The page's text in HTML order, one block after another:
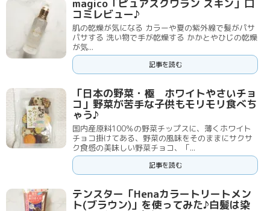
magico「ピュアスクワラン スキン」口
コミレビュー♪
肌の乾燥が気になる カラーや夏の紫外線で髪がパサ
パサする 洗い物で手が乾燥する かかとやひじの乾燥
が気...
記事を読む
「日本の野菜・極 ホワイトやさいチョ
コ」野菜が苦手な子供もモリモリ食べち
ゃう♪
国内産原料100％の野菜チップスに、薄くホワイト
チョコ掛けてある、野菜の風味をそのままにサクサ
ク食感の美味しい野菜チョコ、「...
記事を読む
テンスター「Henaカラートリートメン
ト(ブラウン)」を使ってみた♪白髪は染